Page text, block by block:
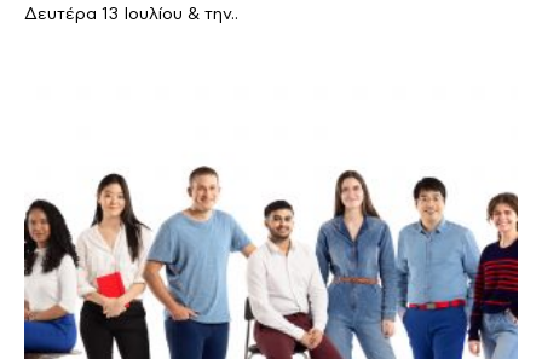
Δευτέρα 13 Ιουλίου & την..